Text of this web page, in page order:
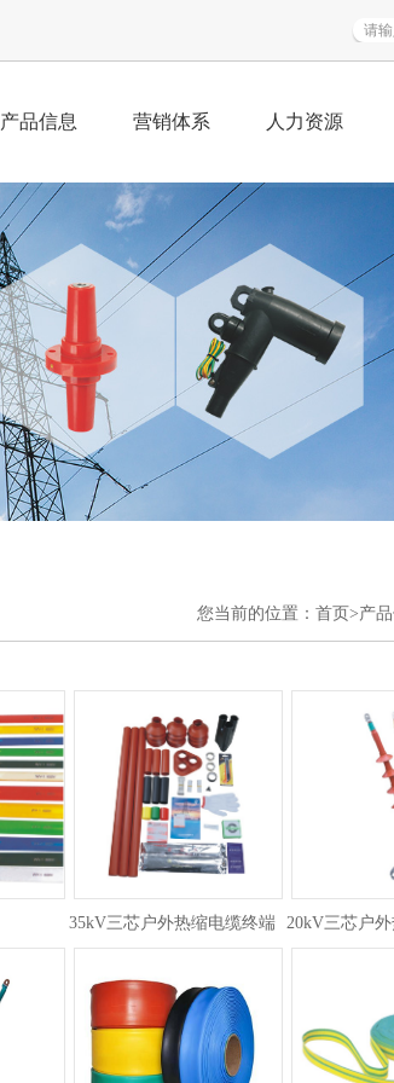
产品信息
产品总汇
营销体系
业务范围
经销加盟
人力资源
招聘信息
人才自荐
您当前的位置： 首页>产
35kV三芯户外热缩电缆终端头20kV三芯户外